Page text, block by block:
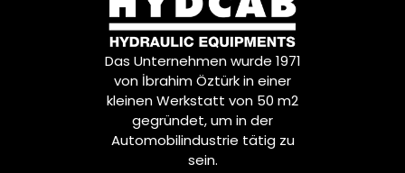
Das Unternehmen wurde 1971
von İbrahim Öztürk in einer
kleinen Werkstatt von 50 m2
gegründet, um in der
Automobilindustrie tätig zu
sein.